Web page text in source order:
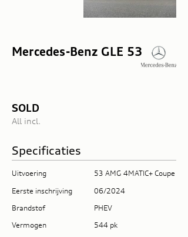
Mercedes-Benz GLE 53
SOLD
All incl.
Specificaties
Uitvoering
53 AMG 4MATIC+ Coupe
Eerste inschrijving
06/2024
Brandstof
PHEV
Vermogen
544 pk